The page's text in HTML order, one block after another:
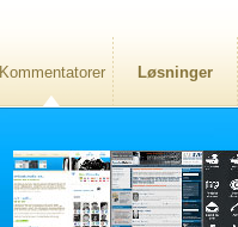
Kommentatorer Løsninger